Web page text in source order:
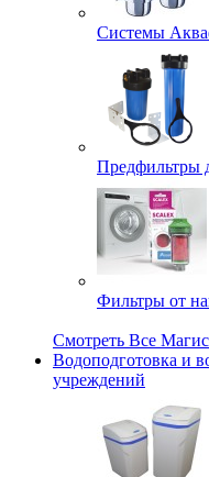
Системы
Предфильтры
Фильтры от
Смотреть Все
Водоподготовка и
учреждений